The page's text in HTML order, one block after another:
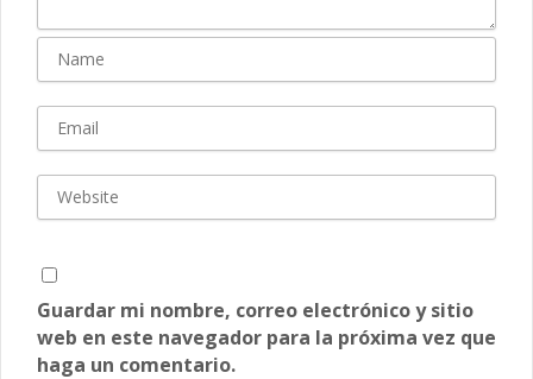
Guardar mi nombre, correo electrónico y sitio
web en este navegador para la próxima vez que
haga un comentario.